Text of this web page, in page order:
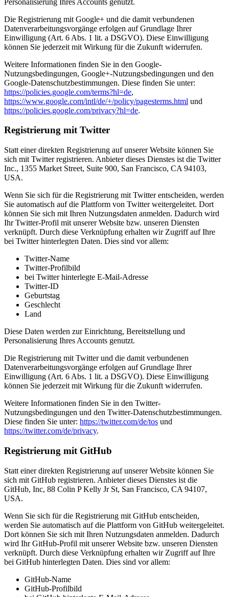
Die Registrierung mit Google+ und die damit verbundenen
Datenverarbeitungsvorgänge erfolgen auf Grundlage Ihrer
Einwilligung (Art. 6 Abs. 1 lit. a DSGVO). Diese Einwilligung
können Sie jederzeit mit Wirkung für die Zukunft widerrufen.
Weitere Informationen finden Sie in den Google-
Nutzungsbedingungen, Google+-Nutzungsbedingungen und den
Google-Datenschutzbestimmungen. Diese finden Sie unter:
https://policies.google.com/terms?hl=de,
https://www.google.com/intl/de/+/policy/pagesterms.html und
https://policies.google.com/privacy?hl=de.
Registrierung mit Twitter
Statt einer direkten Registrierung auf unserer Website können Sie
sich mit Twitter registrieren. Anbieter dieses Dienstes ist die Twitter
Inc., 1355 Market Street, Suite 900, San Francisco, CA 94103,
USA.
Wenn Sie sich für die Registrierung mit Twitter entscheiden, werden
Sie automatisch auf die Plattform von Twitter weitergeleitet. Dort
können Sie sich mit Ihren Nutzungsdaten anmelden. Dadurch wird
Ihr Twitter-Profil mit unserer Website bzw. unseren Diensten
verknüpft. Durch diese Verknüpfung erhalten wir Zugriff auf Ihre
bei Twitter hinterlegten Daten. Dies sind vor allem:
Twitter-Name
Twitter-Profilbild
bei Twitter hinterlegte E-Mail-Adresse
Twitter-ID
Geburtstag
Geschlecht
Land
Diese Daten werden zur Einrichtung, Bereitstellung und
Personalisierung Ihres Accounts genutzt.
Die Registrierung mit Twitter und die damit verbundenen
Datenverarbeitungsvorgänge erfolgen auf Grundlage Ihrer
Einwilligung (Art. 6 Abs. 1 lit. a DSGVO). Diese Einwilligung
können Sie jederzeit mit Wirkung für die Zukunft widerrufen.
Weitere Informationen finden Sie in den Twitter-
Nutzungsbedingungen und den Twitter-Datenschutzbestimmungen.
Diese finden Sie unter: https://twitter.com/de/tos und
https://twitter.com/de/privacy.
Registrierung mit GitHub
Statt einer direkten Registrierung auf unserer Website können Sie
sich mit GitHub registrieren. Anbieter dieses Dienstes ist die
GitHub, Inc, 88 Colin P Kelly Jr St, San Francisco, CA 94107,
USA.
Wenn Sie sich für die Registrierung mit GitHub entscheiden,
werden Sie automatisch auf die Plattform von GitHub weitergeleitet.
Dort können Sie sich mit Ihren Nutzungsdaten anmelden. Dadurch
wird Ihr GitHub-Profil mit unserer Website bzw. unseren Diensten
verknüpft. Durch diese Verknüpfung erhalten wir Zugriff auf Ihre
bei GitHub hinterlegten Daten. Dies sind vor allem:
GitHub-Name
GitHub-Profilbild